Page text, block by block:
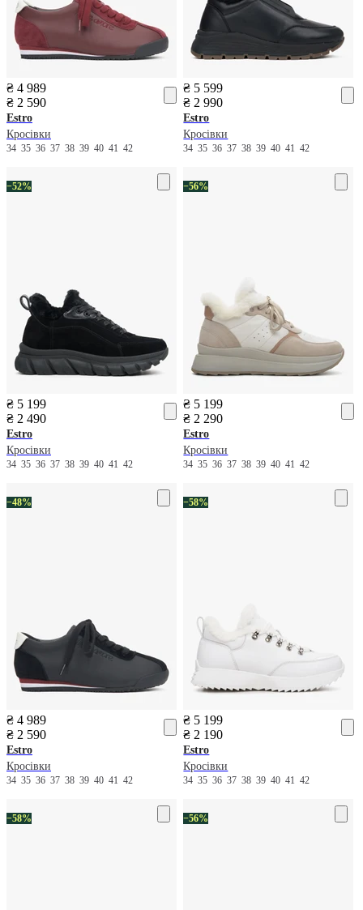
₴ 4 989
₴ 2 590
Estro
Кросівки
34 35 36 37 38 39 40 41 42
₴ 5 599
₴ 2 990
Estro
Кросівки
343536373839404142
−52%
₴ 5 199
₴ 2 490
Estro
Кросівки
34 35 36 37 38 39 40 41 42
−56%
₴ 5 199
₴ 2 290
Estro
Кросівки
343536373839404142
−48%
₴ 4 989
₴ 2 590
Estro
Кросівки
34 35 36 37 38 39 40 41 42
−58%
₴ 5 199
₴ 2 190
Estro
Кросівки
343536373839404142
−58% −56%